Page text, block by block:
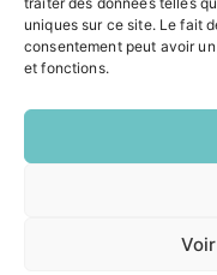
uniques sur ce site. Le fait
consentement peut avoir
et fonctions.
Pôle santé
Le Saucatais
Formalités
INFORMATIONS
Mentions légales